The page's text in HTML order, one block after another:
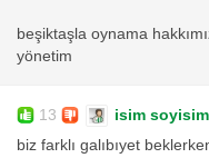
beşiktaşla oynama
yönetim
13 isim soyisim
biz farklı galıbıyet